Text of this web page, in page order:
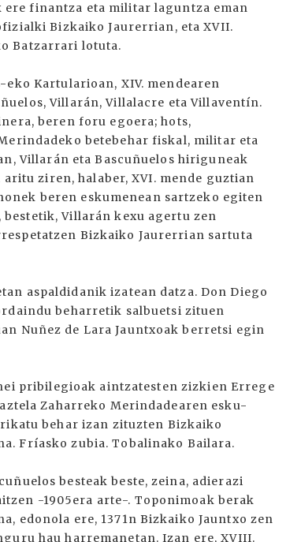
finantza eta militar laguntza eman
Bizkaiko Jaurerrian, eta XVII.
Batzarrari lotuta.
Kartularioan, XIV. mendearen
Villarán, Villalacre eta Villaventín.
beren foru egoera; hots,
betebehar fiskal, militar eta
Villarán eta Bascuñuelos hiriguneak
ziren, halaber, XVI. mende guztian
beren eskumenean sartzeko egiten
Villarán kexu agertu zen
Bizkaiko Jaurerrian sartuta
aspaldidanik izatean datza. Don Diego
beharretik salbuetsi zituen
Nuñez de Lara Jauntxoak berretsi egin
pribilegioak aintzatesten zizkien Errege
Zaharreko Merindadearen esku-
behar izan zituzten Bizkaiko
Fríasko zubia. Tobalinako Bailara.
besteak beste, zeina, adierazi
-1905era arte-. Toponimoak berak
edonola ere, 1371n Bizkaiko Jauntxo zen
hau harremanetan. Izan ere, XVIII.